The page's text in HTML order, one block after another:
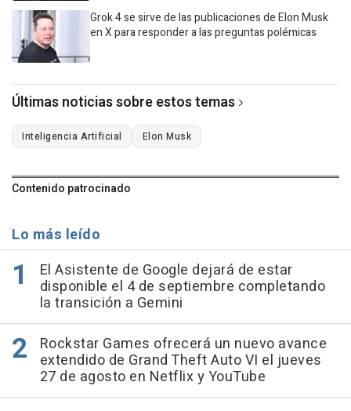
Grok 4 se sirve de las publicaciones de Elon Musk
en X para responder a las preguntas polémicas
Últimas noticias sobre estos temas
Inteligencia Artificial Elon Musk
Contenido patrocinado
Lo más leído
El Asistente de Google dejará de estar
disponible el 4 de septiembre completando
la transición a Gemini
Rockstar Games ofrecerá un nuevo avance
extendido de Grand Theft Auto VI el jueves
27 de agosto en Netflix y YouTube